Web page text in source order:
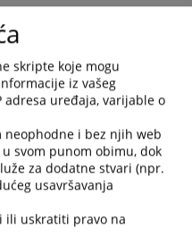
vijesti
skripte koje mogu
iz vašeg
adresa uređaja, varijable o
neophodne i bez njih web
svom punom obimu, dok
za dodatne stvari (npr.
usavršavanja
ili uskratiti pravo na